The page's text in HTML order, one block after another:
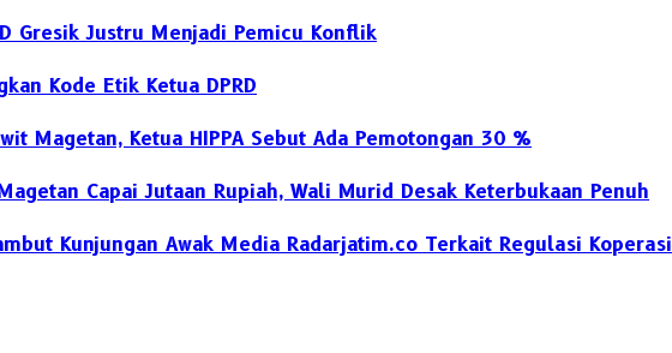
Gresik Justru Menjadi Pemicu Konflik
Kode Etik Ketua DPRD
Magetan, Ketua HIPPA Sebut Ada Pemotongan 30 %
Capai Jutaan Rupiah, Wali Murid Desak Keterbukaan Penuh
Kunjungan Awak Media Radarjatim.co Terkait Regulasi Koperasi